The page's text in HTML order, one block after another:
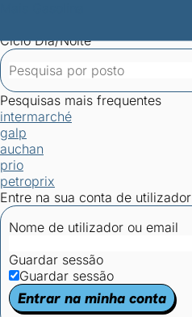
Ciclo Dia/Noite
Pesquisas mais frequentes
intermarché
galp
auchan
prio
petroprix
Entre na sua conta de utilizador
Nome de utilizador ou email
Guardar sessão
Guardar sessão
Entrar na minha conta